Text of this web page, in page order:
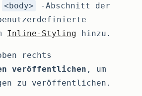
<body>
-Abschnitt der
Inline-Styling hinzu.
rechts
veröffentlichen , um
zu veröffentlichen.